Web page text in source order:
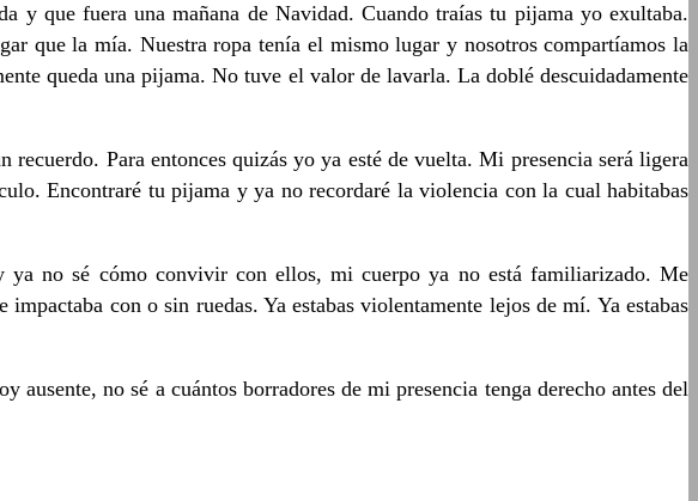
y que fuera una mañana de Navidad. Cuando traías tu pijama yo exultaba.
que la mía. Nuestra ropa tenía el mismo lugar y nosotros compartíamos la
queda una pijama. No tuve el valor de lavarla. La doblé descuidadamente
Para entonces quizás yo ya esté de vuelta. Mi presencia será ligera
Encontraré tu pijama y ya no recordaré la violencia con la cual habitabas
ya no sé cómo convivir con ellos, mi cuerpo ya no está familiarizado. Me
con o sin ruedas. Ya estabas violentamente lejos de mí. Ya estabas
no sé a cuántos borradores de mi presencia tenga derecho antes del